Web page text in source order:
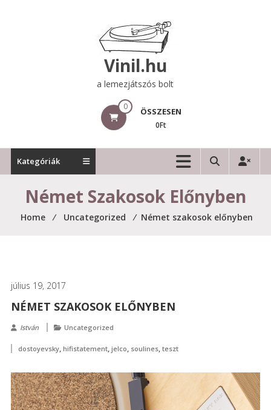
Vinil.hu
a lemezjátszós bolt
0 ÖSSZESEN
0Ft
Kategóriák
Német Szakosok Előnyben
Home ⁄ Uncategorized ⁄ Német szakosok előnyben
július 19, 2017
NÉMET SZAKOSOK ELŐNYBEN
István Uncategorized
dostoyevsky, hifistatement, jelco, soulines, teszt